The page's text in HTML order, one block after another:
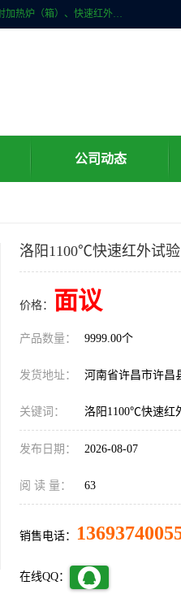
许昌市红外技术研究所有限公司主要产品有：红外辐射（吸收）涂料、红外加热元件、红外辐射加热模块（板）、红外辐射加热炉（箱）、快速红外辐射加热器、系列高端红外加热实验设备、系列红外加热控制器等。
公司动态
洛阳1100℃快速红外试
价格： 面议
产品数量： 9999.00个
发货地址： 河南省许昌市许昌
关键词： 洛阳1100℃快速红
发布日期： 2026-08-07
阅 读 量： 63
销售电话：
在线QQ：